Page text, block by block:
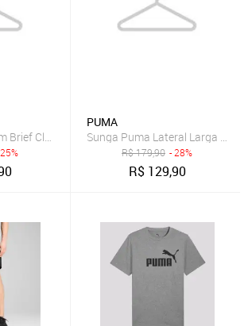
Brief Clássica Marinho
PUMA
Sunga Puma Lateral Larga Verde
R$179,90 - 28%
R$ 129,90